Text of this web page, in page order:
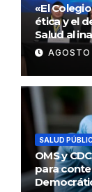
«El
ética y el
Salud al
SALUD
OMS y
para